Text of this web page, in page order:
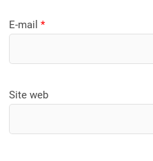
E-mail*
Site web